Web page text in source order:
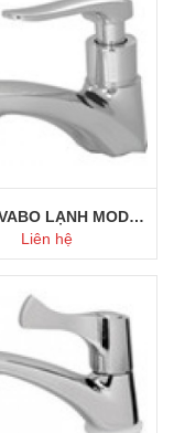
Mua ngay
Mua ngay
VÒI LAVABO LẠNH MODEL 114
Liên hệ